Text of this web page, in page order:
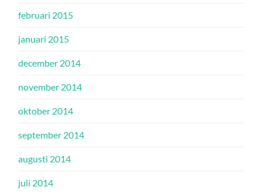
februari 2015
januari 2015
december 2014
november 2014
oktober 2014
september 2014
augusti 2014
juli 2014